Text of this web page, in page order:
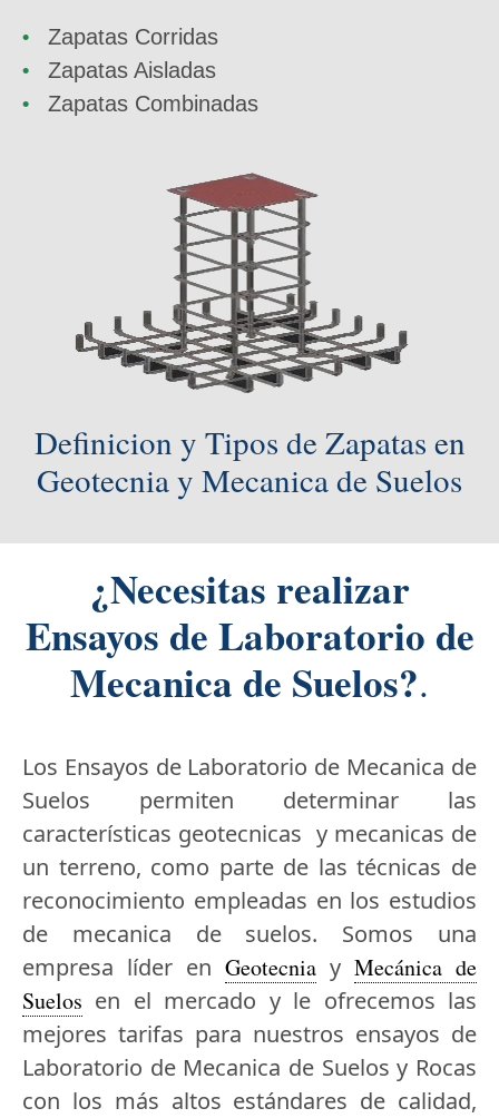
Zapatas Corridas
Zapatas Aisladas
Zapatas Combinadas
Definicion y Tipos de Zapatas en
Geotecnia y Mecanica de Suelos
¿Necesitas realizar
Ensayos de Laboratorio de
Mecanica de Suelos?.
Los Ensayos de Laboratorio de Mecanica de
Suelos permiten determinar las
características geotecnicas y mecanicas de
un terreno, como parte de las técnicas de
reconocimiento empleadas en los estudios
de mecanica de suelos. Somos una
empresa líder en Geotecnia y Mecánica de
Suelos en el mercado y le ofrecemos las
mejores tarifas para nuestros ensayos de
Laboratorio de Mecanica de Suelos y Rocas
con los más altos estándares de calidad,